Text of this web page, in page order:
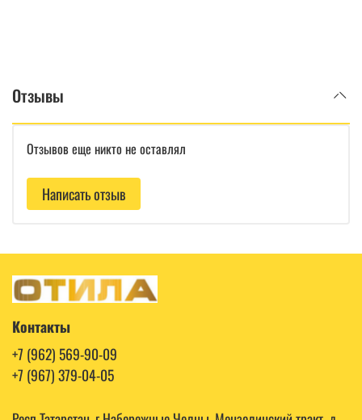
Отзывы
Отзывов еще никто не оставлял
Написать отзыв
Контакты
+7 (962) 569-90-09
+7 (967) 379-04-05